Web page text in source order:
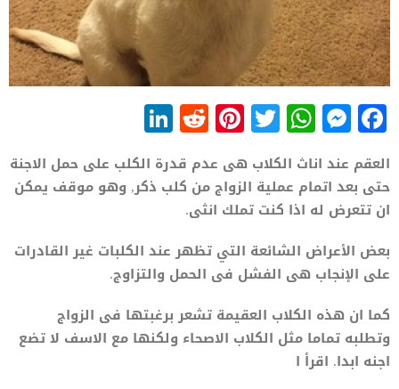
Facebook
Messenger
WhatsApp
Twitter
Pinterest
Reddit
العقم عند اناث الكلاب هى عدم قدرة الكلب على حمل الاجنة
حتى بعد اتمام عملية الزواج من كلب ذكر, وهو موقف يمكن
ان تتعرض له اذا كنت تملك انثى.
بعض الأعراض الشائعة التي تظهر عند الكلبات غير القادرات
على الإنجاب هى الفشل فى الحمل والتزاوج.
كما ان هذه الكلاب العقيمة تشعر برغبتها فى الزواج
وتطلبه تماما مثل الكلاب الاصحاء ولكنها مع الاسف لا تضع
اجنه ابدا. اقرأ ا